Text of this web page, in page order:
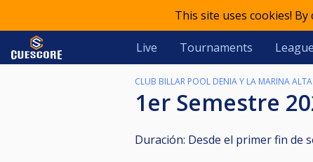
This site uses cookies!
Live Tournaments
CLUB BILLAR POOL DENIA Y LA MARINA ALTA
1er Semestre
Duración: Desde el primer fin de